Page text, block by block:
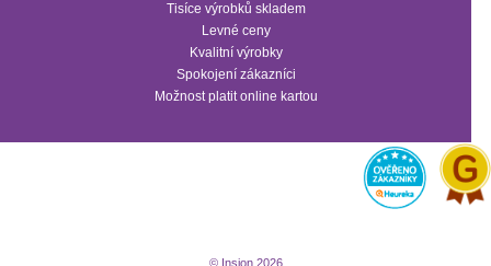
Tisíce výrobků skladem
Levné ceny
Kvalitní výrobky
Spokojení zákazníci
Možnost platit online kartou
© Insion 2026